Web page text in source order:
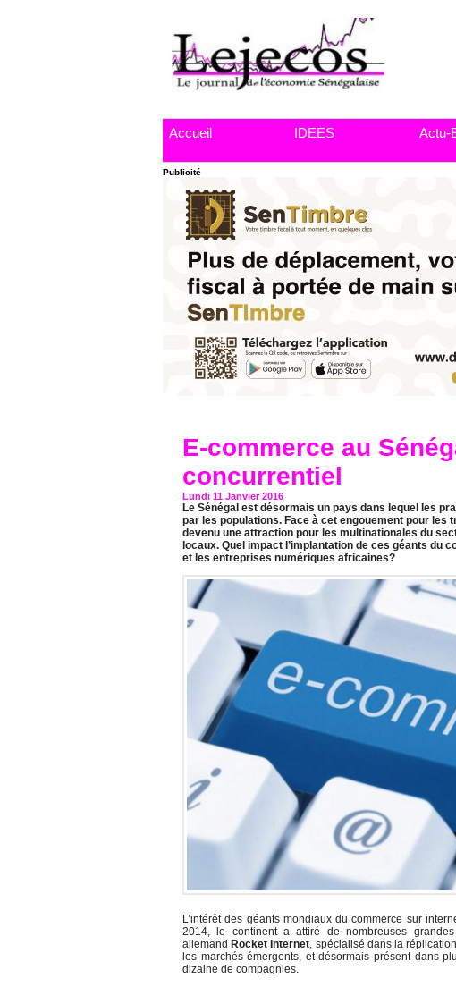
Accueil IDEES Actu-
Publicité
E-commerce au
concurrentiel
Lundi 11 Janvier 2016
Le Sénégal est désormais un pays dans lequel les
par les populations. Face à cet engouement pour
devenu une attraction pour les multinationales du
locaux. Quel impact l’implantation de ces géants du
et les entreprises numériques africaines?
L’intérêt des géants mondiaux du commerce sur
2014, le continent a attiré de nombreuses
allemand Rocket Internet, spécialisé dans la
les marchés émergents, et désormais présent dans
dizaine de compagnies.